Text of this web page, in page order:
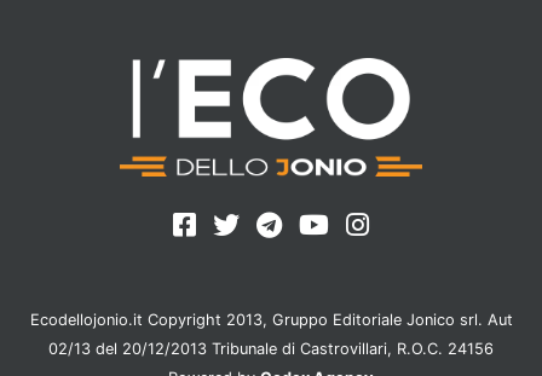
Ecodellojonio.it Copyright 2013, Gruppo Editoriale Jonico srl. Aut
02/13 del 20/12/2013 Tribunale di Castrovillari, R.O.C. 24156